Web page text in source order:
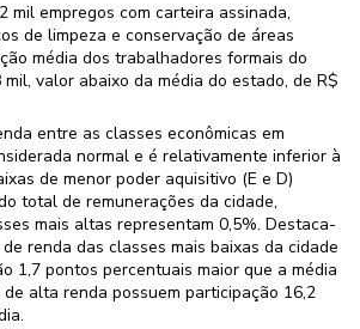
mil empregos com carteira assinada,
de limpeza e conservação de áreas
média dos trabalhadores formais do
valor abaixo da média do estado, de R$
entre as classes econômicas em
normal e é relativamente inferior à
de menor poder aquisitivo (E e D)
total de remunerações da cidade,
mais altas representam 0,5%. Destaca-
renda das classes mais baixas da cidade
1,7 pontos percentuais maior que a média
alta renda possuem participação 16,2